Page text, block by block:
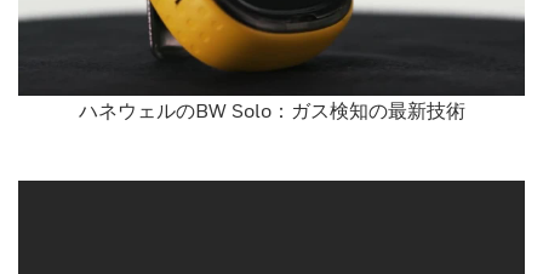
ハネウェルのBW Solo：ガス検知の最新技術